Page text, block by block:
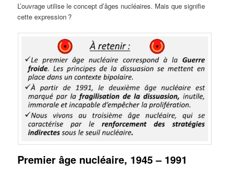
L’ouvrage utilise le concept d’âges nucléaires. Mais que signifie
cette expression ?
Premier âge nucléaire, 1945 – 1991